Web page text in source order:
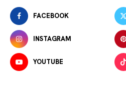
FACEBOOK
INSTAGRAM
YOUTUBE